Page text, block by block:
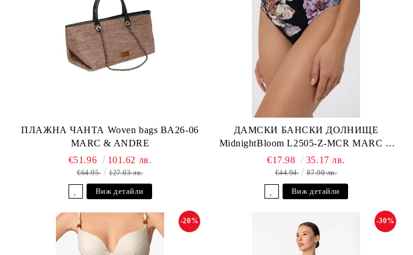
ПЛАЖНА ЧАНТА Woven bags BA26-06
MARC & ANDRE
€51.96 101.62 лв.
€64.95 127.03 лв.
Виж детайли
ДАМСКИ БАНСКИ ДОЛНИЩЕ
MidnightBloom L2505-Z-MCR MARC &
ANDRE
€17.98 35.17 лв.
€44.94 87.90 лв.
Виж детайли
-20% -30%